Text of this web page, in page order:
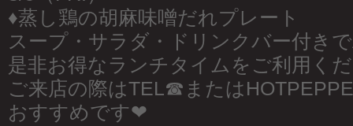
♦︎蒸し鶏の胡麻味噌だれプレート
スープ・サラダ・ドリンクバー付き
是非お得なランチタイムをご利用く
ご来店の際はTEL☎︎または
おすすめです❤︎